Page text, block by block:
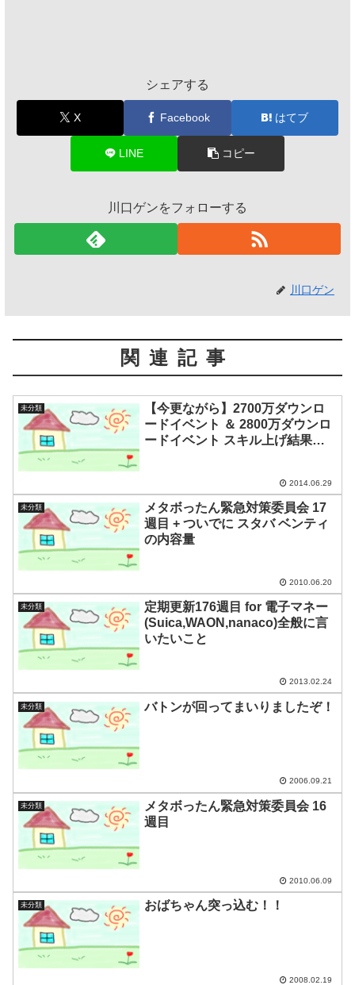
シェアする
X Facebook はてブ
LINE コピー
川口ゲンをフォローする
川口ゲン
関連記事
未分類
【今更ながら】2700万ダウンロ
ードイベント ＆ 2800万ダウンロ
ードイベント スキル上げ結果
2014.06.29
未分類
メタボったん緊急対策委員会 17
週目 + ついでに スタバ ベンティ
の内容量
2010.06.20
未分類
定期更新176週目 for 電子マネー
(Suica,WAON,nanaco)全般に言
いたいこと
2013.02.24
未分類 バトンが回ってまいりましたぞ！
2006.09.21
未分類
メタボったん緊急対策委員会 16
週目
2010.06.09
未分類 おばちゃん突っ込む！！
2008.02.19